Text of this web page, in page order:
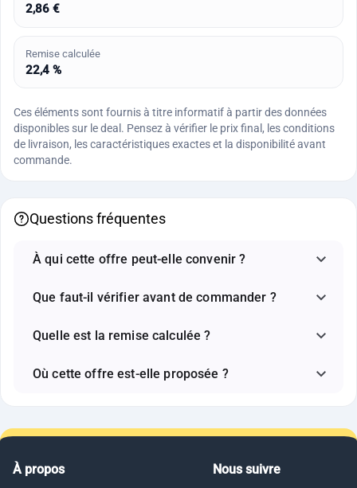
2,86 €
Remise calculée
22,4 %
Ces éléments sont fournis à titre informatif à partir des données
disponibles sur le deal. Pensez à vérifier le prix final, les conditions
de livraison, les caractéristiques exactes et la disponibilité avant
commande.
Questions fréquentes
À qui cette offre peut-elle convenir ?
Que faut-il vérifier avant de commander ?
Quelle est la remise calculée ?
Où cette offre est-elle proposée ?
À propos
Nous suivre